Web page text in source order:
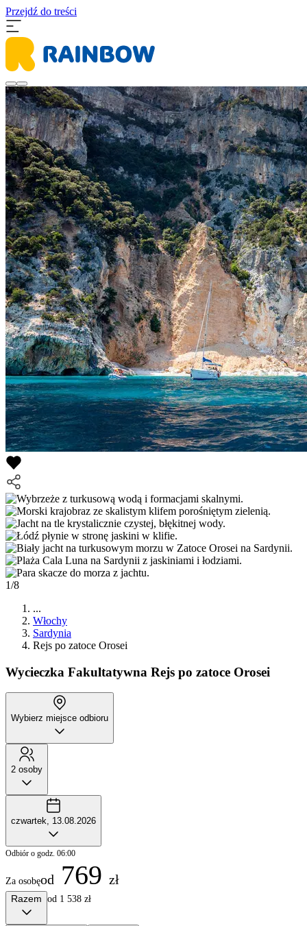
Przejdź do treści
1/8
...
Włochy
Sardynia
Rejs po zatoce Orosei
Wycieczka Fakultatywna Rejs po zatoce Orosei
Wybierz miejsce odbioru
2 osoby
czwartek, 13.08.2026
Odbiór o godz. 06:00
Za osobęod 769 zł
Razem od 1 538 zł